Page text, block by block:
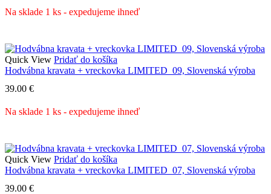
Na sklade 1 ks - expedujeme ihneď
Quick View Pridať do košíka
Hodvábna kravata + vreckovka LIMITED_09, Slovenská výroba
39.00 €
Na sklade 1 ks - expedujeme ihneď
Quick View Pridať do košíka
Hodvábna kravata + vreckovka LIMITED_07, Slovenská výroba
39.00 €